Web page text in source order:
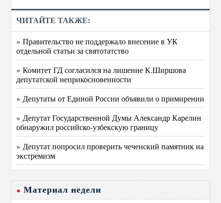
ЧИТАЙТЕ ТАКЖЕ:
» Правительство не поддержало внесение в УК
отдельной статьи за святотатство
» Комитет ГД согласился на лишение К.Ширшова
депутатской неприкосновенности
» Депутаты от Единой России объявили о примирении
» Депутат Государственной Думы Александр Карелин
обнаружил российско-узбекскую границу
» Депутат попросил проверить чеченский памятник на
экстремизм
Материал недели